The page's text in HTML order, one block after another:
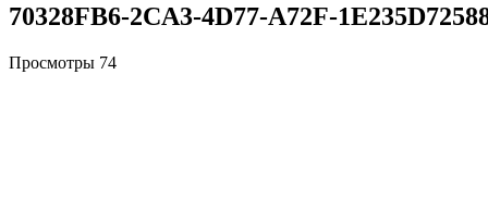
70328FB6-2CA3-4D77-A72F-
Просмотры 74